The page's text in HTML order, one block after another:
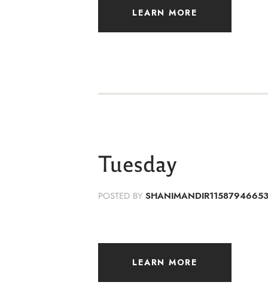
LEARN MORE
Tuesday
POSTED BY SHANIMANDIR11587946653
LEARN MORE